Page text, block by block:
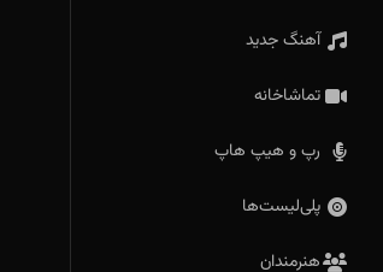
آهنگ جدید
تماشاخانه
رپ و هیپ هاپ
پلی‌لیست‌ها
هنرمندان